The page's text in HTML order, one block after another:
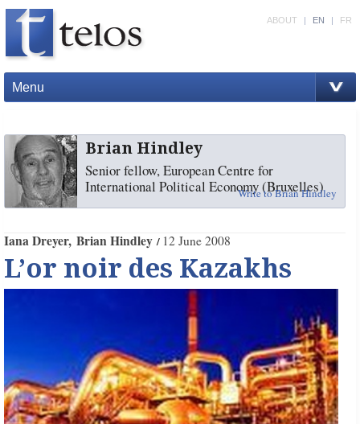
Menu
ABOUT | EN | FR
Brian Hindley
Senior fellow, European Centre for
International Political Economy (Bruxelles)
Write to Brian Hindley
Iana Dreyer Brian Hindley 12 June 2008
L’or noir des Kazakhs